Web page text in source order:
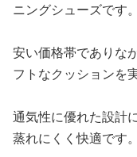
ニングシューズです。
安い価格帯でありな
フトなクッションを
通気性に優れた設計
蒸れにくく快適です。